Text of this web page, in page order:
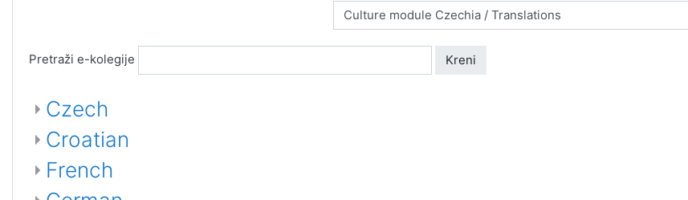
Pretraži e-kolegije
Kreni
Czech
Croatian
French